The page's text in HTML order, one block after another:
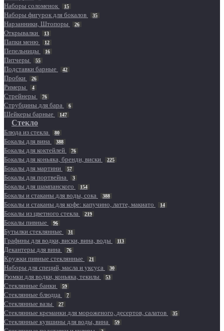
Наборы соломенок 15
Наборы фигурок для бокалов 35
Нарзанники, Штопоры 26
Открывалки 13
Папки меню 12
Пепельницы 16
Питчеры 55
Подставки барные 42
Пробки 26
Римеры 4
Стрейнеры 76
Струбцины для бара 6
Шейкеры барные 147
Стекло
Блюда из стекла 80
Бокалы для вина 388
Бокалы для коктейлей 76
Бокалы для коньяка, бренди, виски 225
Бокалы для мартини 57
Бокалы для портвейна 3
Бокалы для шампанского 154
Бокалы и стаканы для воды, сока 388
Бокалы и стаканы для кофе: капучино, латте, макиато 14
Бокалы из цветного стекла 219
Бокалы пивные 96
Бутылки стеклянные 31
Графины для водки, виски, вина, воды 113
Декантеры для вина 76
Кружки пивные стеклянные 21
Наборы для специй, масла и уксуса 30
Рюмки для водки, коньяка, текилы 53
Стеклянные банки 59
Стеклянные блюдца 7
Стеклянные вазы 27
Стеклянные креманки для мороженого, десертов, салатов 35
Стеклянные кувшины для воды, вина 59